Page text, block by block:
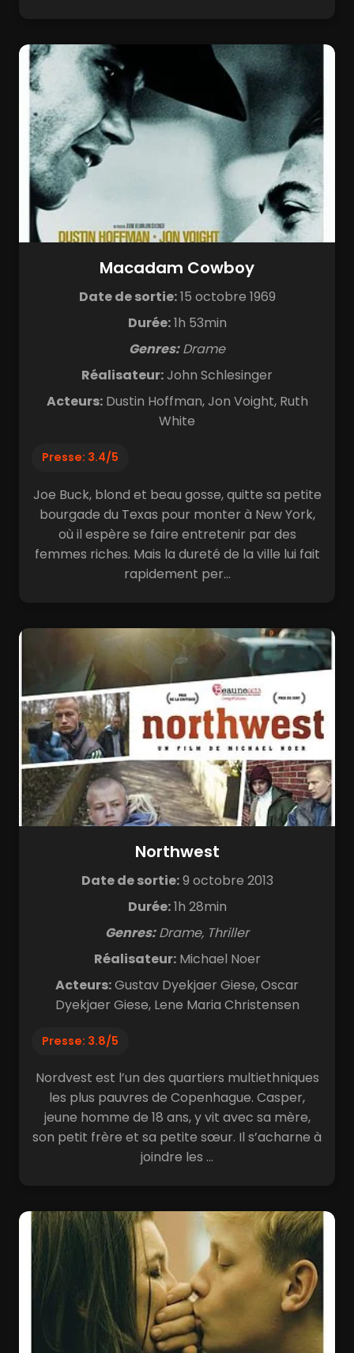
Macadam Cowboy
Date de sortie:15 octobre 1969
Durée:1h 53min
Genres:Drame
Réalisateur:John Schlesinger
Acteurs:Dustin Hoffman, Jon Voight, Ruth
White
Presse: 3.4/5
Joe Buck, blond et beau gosse, quitte sa petite
bourgade du Texas pour monter à New York,
où il espère se faire entretenir par des
femmes riches. Mais la dureté de la ville lui fait
rapidement per...
Northwest
Date de sortie:9 octobre 2013
Durée:1h 28min
Genres:Drame, Thriller
Réalisateur:Michael Noer
Acteurs:Gustav Dyekjaer Giese, Oscar
Dyekjaer Giese, Lene Maria Christensen
Presse: 3.8/5
Nordvest est l’un des quartiers multiethniques
les plus pauvres de Copenhague. Casper,
jeune homme de 18 ans, y vit avec sa mère,
son petit frère et sa petite sœur. Il s’acharne à
joindre les ...